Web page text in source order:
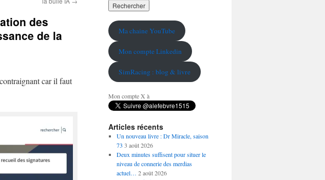
des
de la
car il faut
Ma chaine YouTube
Mon compte Linkedin
SimRacing : blog & livre
Mon compte X à
Articles récents
Un nouveau livre : Dr Miracle, saison
73 3 août 2026
Deux minutes suffisent pour situer le
niveau de connerie des merdias
actuel… 2 août 2026